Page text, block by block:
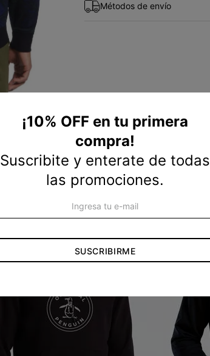
Métodos de envío
¡10% OFF en tu primera
compra!
Suscribite y enterate de todas
las promociones.
SUSCRIBIRME